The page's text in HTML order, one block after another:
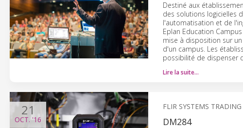
Destiné aux
des solutions logicielles
l'automatisation et de
Eplan Education
mise à disposition sur
d'un campus. Les
possibilité de dispenser
Lire la suite…
21
OCT.'16
FLIR SYSTEMS
DM284